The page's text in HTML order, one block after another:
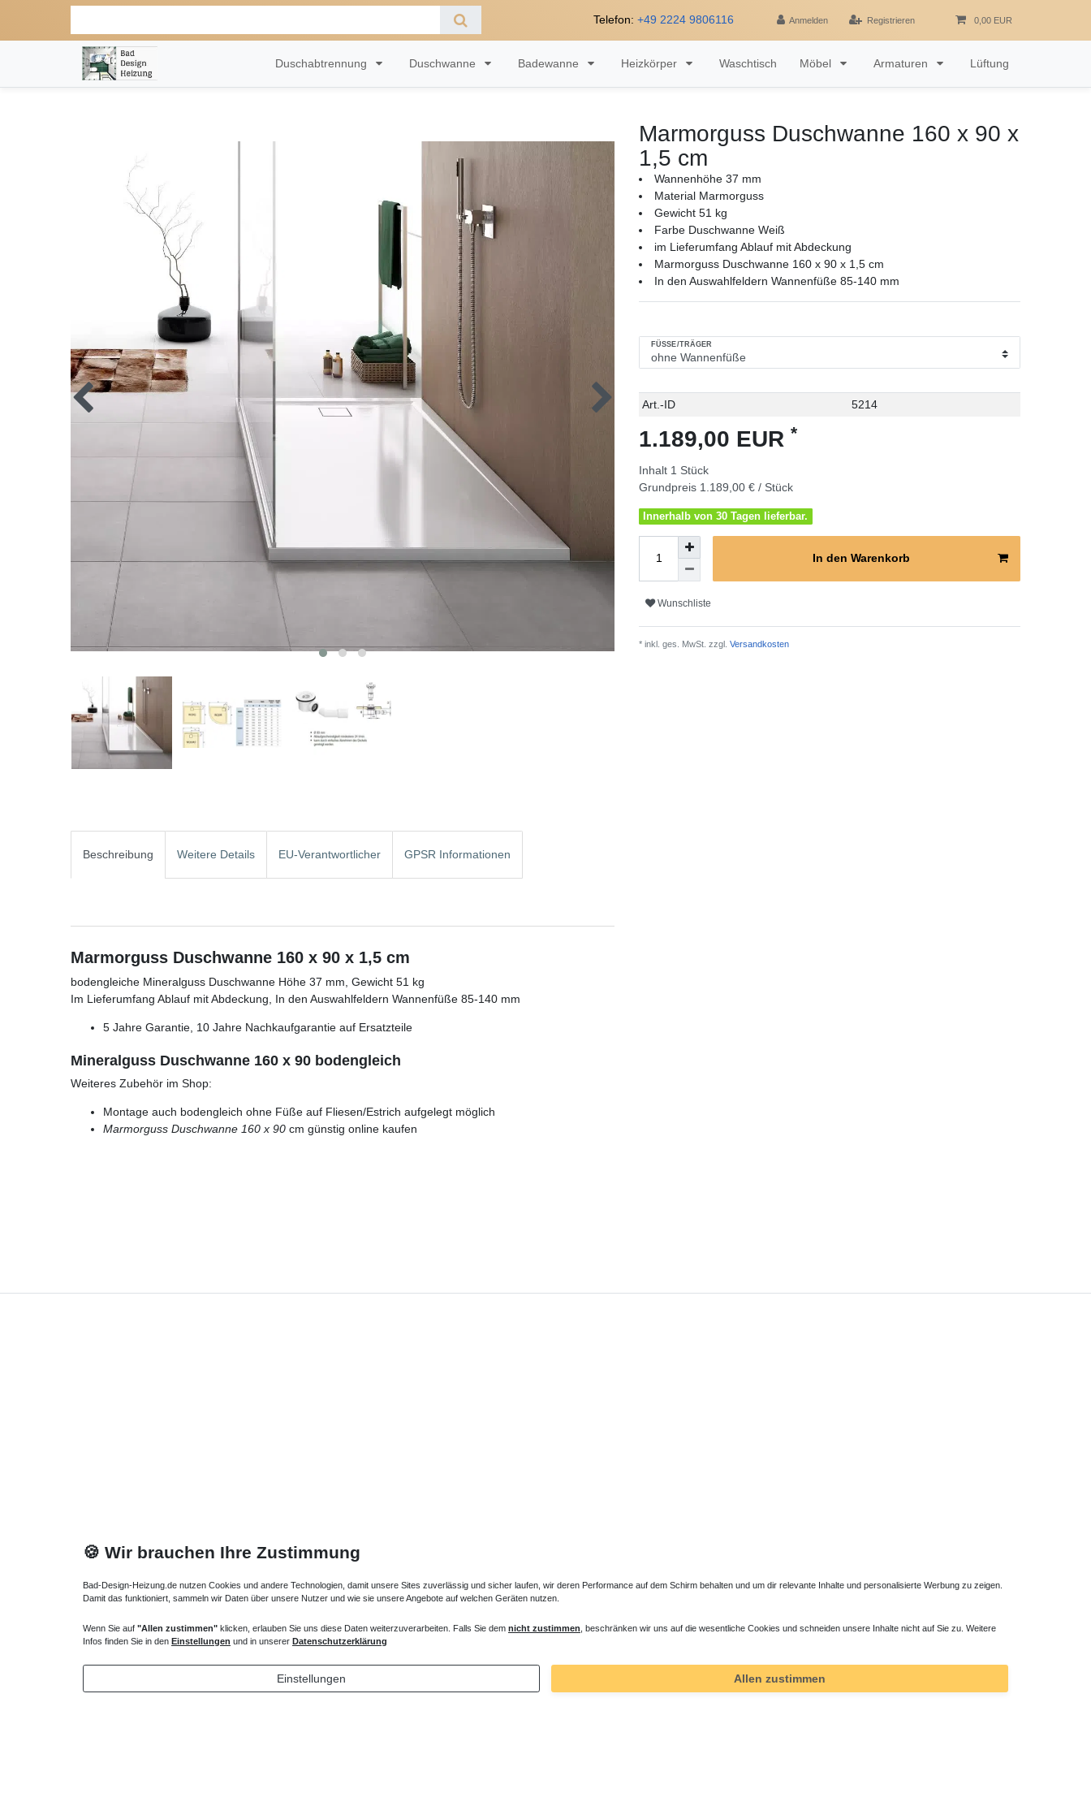
Telefon: +49 2224 9806116 Anmelden Registrieren 0,00 EUR
Duschabtrennung Duschwanne Badewanne Heizkörper Waschtisch Möbel Armaturen Lüftung
Marmorguss Duschwanne 160 x 90 x
1,5 cm
Wannenhöhe 37 mm
Material Marmorguss
Gewicht 51 kg
Farbe Duschwanne Weiß
im Lieferumfang Ablauf mit Abdeckung
Marmorguss Duschwanne 160 x 90 x 1,5 cm
In den Auswahlfeldern Wannenfüße 85-140 mm
FÜSSE/TRÄGER
Technisches
Wert
Art.-ID 5214
1.189,00 EUR *
Inhalt 1 Stück
Grundpreis 1.189,00 € / Stück
Innerhalb von 30 Tagen lieferbar.
In den Warenkorb
Wunschliste
* inkl. ges. MwSt. zzgl. Versandkosten
Beschreibung Weitere Details EU-Verantwortlicher GPSR Informationen
Marmorguss Duschwanne 160 x 90 x 1,5 cm
bodengleiche Mineralguss Duschwanne Höhe 37 mm, Gewicht 51 kg
Im Lieferumfang Ablauf mit Abdeckung, In den Auswahlfeldern Wannenfüße 85-140 mm
5 Jahre Garantie, 10 Jahre Nachkaufgarantie auf Ersatzteile
Mineralguss Duschwanne 160 x 90 bodengleich
Weiteres Zubehör im Shop:
Montage auch bodengleich ohne Füße auf Fliesen/Estrich aufgelegt möglich
Marmorguss Duschwanne 160 x 90 cm günstig online kaufen
Telefon:02224 9806-116
🍪 Wir brauchen Ihre Zustimmung
Bad-Design-Heizung.de nutzen Cookies und andere Technologien, damit unsere Sites zuverlässig und sicher laufen, wir deren Performance auf dem Schirm behalten und um dir relevante Inhalte und personalisierte Werbung zu zeigen.
Damit das funktioniert, sammeln wir Daten über unsere Nutzer und wie sie unsere Angebote auf welchen Geräten nutzen.
Wenn Sie auf "Allen zustimmen" klicken, erlauben Sie uns diese Daten weiterzuverarbeiten. Falls Sie dem nicht zustimmen , beschränken wir uns auf die wesentliche Cookies und schneiden unsere Inhalte nicht auf Sie zu. Weitere
Infos finden Sie in den Einstellungen und in unserer Datenschutzerklärung
Einstellungen Allen zustimmen